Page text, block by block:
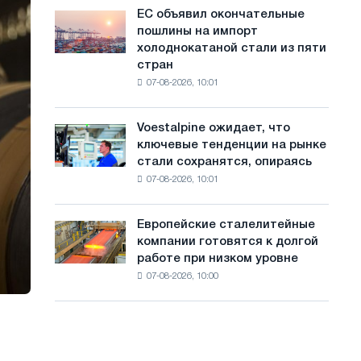
с
а
трамвайных
путей
объявил
окончательные
холоднокатаной
стали
из
ЕС объявил окончательные
пошлины на импорт
холоднокатаной стали из пяти
стран
07-08-2026, 10:01
Voestalpine
ожидает,
что
рынке
стали
на
Voestalpine ожидает, что
ключевые тенденции на рынке
стали сохранятся, опираясь
07-08-2026, 10:01
Европейские
сталелитейные
компании
Европейские сталелитейные
компании готовятся к долгой
работе при низком уровне
07-08-2026, 10:00